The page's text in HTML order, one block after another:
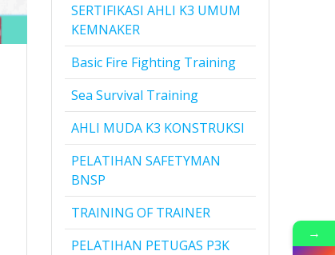
SERTIFIKASI AHLI K3 UMUM
KEMNAKER
Basic Fire Fighting Training
Sea Survival Training
AHLI MUDA K3 KONSTRUKSI
PELATIHAN SAFETYMAN
BNSP
TRAINING OF TRAINER
PELATIHAN PETUGAS P3K
→